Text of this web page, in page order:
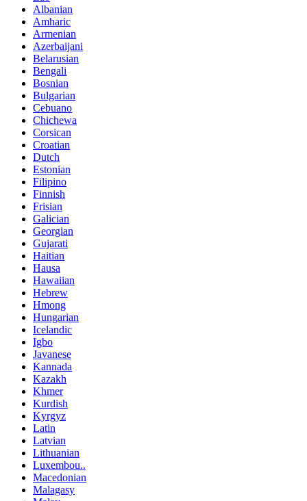
Albanian
Amharic
Armenian
Azerbaijani
Belarusian
Bengali
Bosnian
Bulgarian
Cebuano
Chichewa
Corsican
Croatian
Dutch
Estonian
Filipino
Finnish
Frisian
Galician
Georgian
Gujarati
Haitian
Hausa
Hawaiian
Hebrew
Hmong
Hungarian
Icelandic
Igbo
Javanese
Kannada
Kazakh
Khmer
Kurdish
Kyrgyz
Latin
Latvian
Lithuanian
Luxembou..
Macedonian
Malagasy